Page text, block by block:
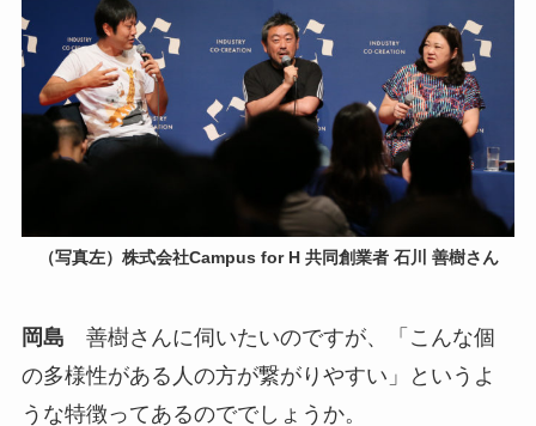
（写真左）株式会社Campus for H 共同創業者 石川 善樹さん
岡島 善樹さんに伺いたいのですが、「こんな個
の多様性がある人の方が繋がりやすい」というよ
うな特徴ってあるのででしょうか。